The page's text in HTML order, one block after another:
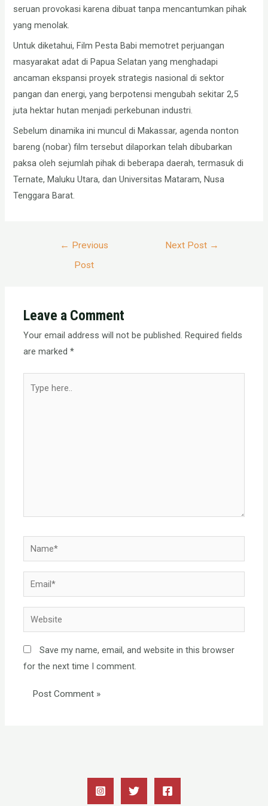
seruan provokasi karena dibuat tanpa mencantumkan pihak
yang menolak.
Untuk diketahui, Film Pesta Babi memotret perjuangan
masyarakat adat di Papua Selatan yang menghadapi
ancaman ekspansi proyek strategis nasional di sektor
pangan dan energi, yang berpotensi mengubah sekitar 2,5
juta hektar hutan menjadi perkebunan industri.
Sebelum dinamika ini muncul di Makassar, agenda nonton
bareng (nobar) film tersebut dilaporkan telah dibubarkan
paksa oleh sejumlah pihak di beberapa daerah, termasuk di
Ternate, Maluku Utara, dan Universitas Mataram, Nusa
Tenggara Barat.
← Previous
Post
Next Post →
Leave a Comment
Your email address will not be published. Required fields
are marked*
here..
Name*
Email*
Website
Save my name, email, and website in this browser
for the next time I comment.